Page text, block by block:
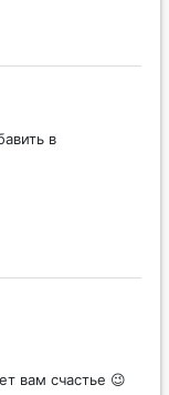
в
вам счастье 😉